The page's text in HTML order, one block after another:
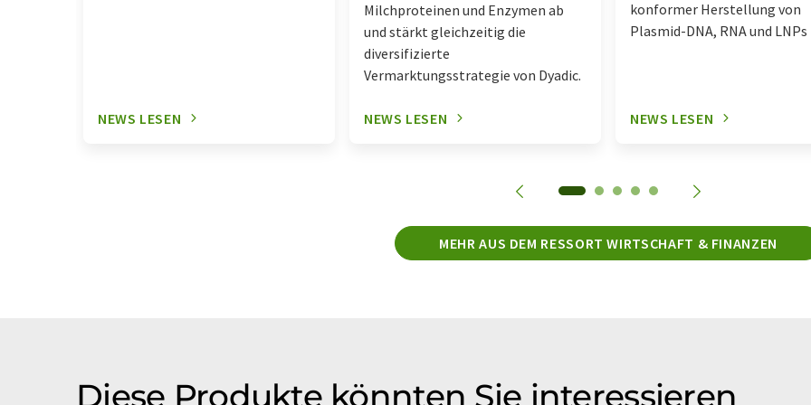
NEWS LESEN
Milchproteinen und Enzymen ab
und stärkt gleichzeitig die
diversifizierte
Vermarktungsstrategie von Dyadic.
NEWS LESEN
konformer Herstellung von
Plasmid-DNA, RNA und LNPs
NEWS LESEN
MEHR AUS DEM RESSORT WIRTSCHAFT & FINANZEN
Diese Produkte könnten Sie interessieren